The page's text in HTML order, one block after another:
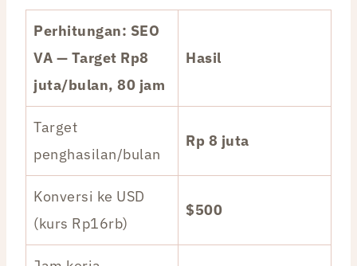
Perhitungan: SEO
VA — Target Rp8
juta/bulan, 80 jam
Hasil
Target
penghasilan/bulan
Rp 8 juta
Konversi ke USD
(kurs Rp16rb)
$500